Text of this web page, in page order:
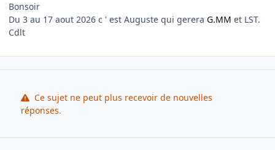
Bonsoir
Du 3 au 17 aout 2026 c ' est Auguste qui gerera G.MM et LST.
Cdlt
Ce sujet ne peut plus recevoir de nouvelles
réponses.